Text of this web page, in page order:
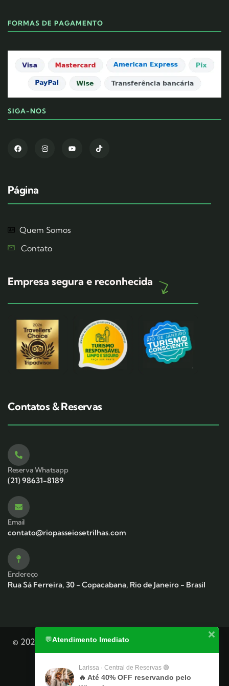
FORMAS DE PAGAMENTO
SIGA-NOS
Página
Quem Somos
Contato
Empresa segura e reconhecida
Contatos & Reservas
Reserva Whatsapp
(21) 98631-8189
Email
contato@riopasseiosetrilhas.com
Endereço
Rua Sá Ferreira, 30 - Copacabana, Rio de Janeiro - Brasil
© 2026 Rio Passeios e Trilhas — uma empresa do JLali
Group
💬Atendimento Imediato
Larissa · Central de Reservas 🟢
🔥 Até 40% OFF reservando pelo